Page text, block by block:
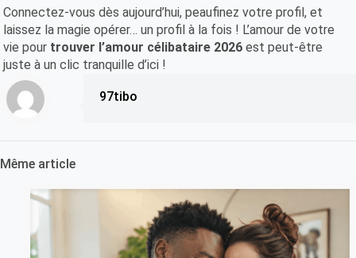
Connectez-vous dès aujourd’hui, peaufinez votre profil, et
laissez la magie opérer… un profil à la fois ! L’amour de votre
vie pour trouver l’amour célibataire 2026 est peut-être
juste à un clic tranquille d’ici !
97tibo
Même article